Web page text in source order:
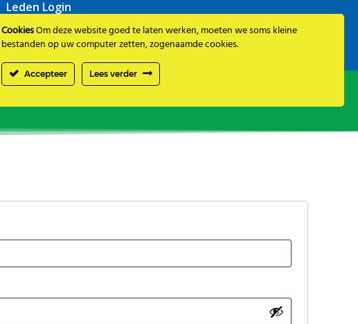
Leden Login
CookiesOm deze website goed te laten werken, moeten we soms kleine
bestanden op uw computer zetten, zogenaamde cookies.
Accepteer Lees verder